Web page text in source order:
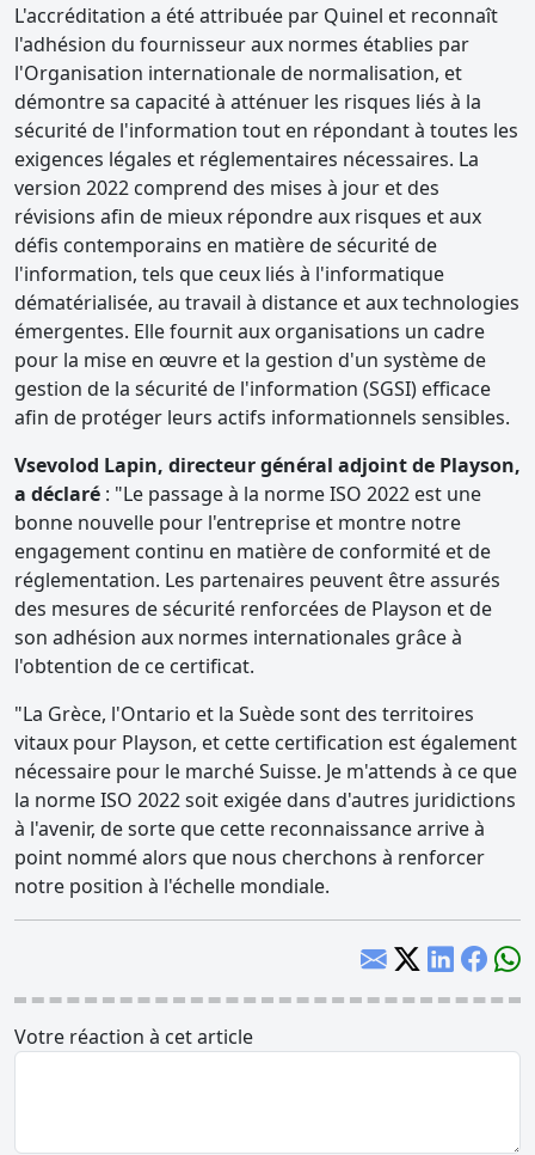
L'accréditation a été attribuée par Quinel et reconnaît
l'adhésion du fournisseur aux normes établies par
l'Organisation internationale de normalisation, et
démontre sa capacité à atténuer les risques liés à la
sécurité de l'information tout en répondant à toutes les
exigences légales et réglementaires nécessaires. La
version 2022 comprend des mises à jour et des
révisions afin de mieux répondre aux risques et aux
défis contemporains en matière de sécurité de
l'information, tels que ceux liés à l'informatique
dématérialisée, au travail à distance et aux technologies
émergentes. Elle fournit aux organisations un cadre
pour la mise en œuvre et la gestion d'un système de
gestion de la sécurité de l'information (SGSI) efficace
afin de protéger leurs actifs informationnels sensibles.
Vsevolod Lapin, directeur général adjoint de Playson,
a déclaré : "Le passage à la norme ISO 2022 est une
bonne nouvelle pour l'entreprise et montre notre
engagement continu en matière de conformité et de
réglementation. Les partenaires peuvent être assurés
des mesures de sécurité renforcées de Playson et de
son adhésion aux normes internationales grâce à
l'obtention de ce certificat.
"La Grèce, l'Ontario et la Suède sont des territoires
vitaux pour Playson, et cette certification est également
nécessaire pour le marché Suisse. Je m'attends à ce que
la norme ISO 2022 soit exigée dans d'autres juridictions
à l'avenir, de sorte que cette reconnaissance arrive à
point nommé alors que nous cherchons à renforcer
notre position à l'échelle mondiale.
Votre réaction à cet article